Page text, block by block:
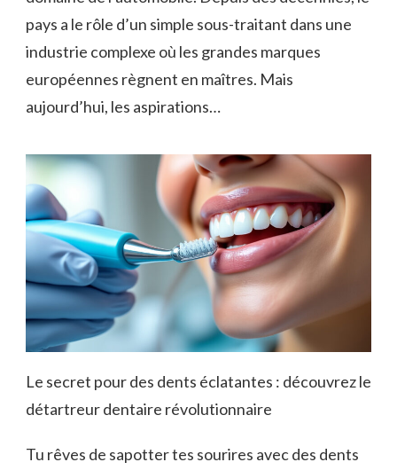
pays a le rôle d’un simple sous-traitant dans une
industrie complexe où les grandes marques
européennes règnent en maîtres. Mais
aujourd’hui, les aspirations…
Le secret pour des dents éclatantes : découvrez le
détartreur dentaire révolutionnaire
Tu rêves de sapotter tes sourires avec des dents